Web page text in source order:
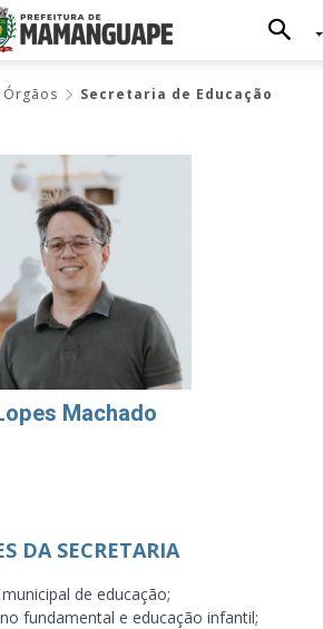
Secretaria de Educação
Machado
DA SECRETARIA
de educação;
fundamental e educação infantil;